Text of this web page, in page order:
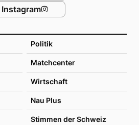
Politik
Matchcenter
Wirtschaft
Nau Plus
Stimmen der Schweiz
Instagram